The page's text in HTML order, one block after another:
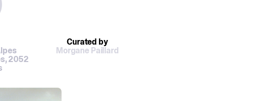
2052
Curated by
Morgane Paillard